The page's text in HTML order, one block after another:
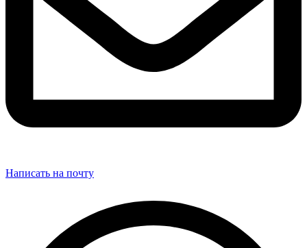
Написать на почту